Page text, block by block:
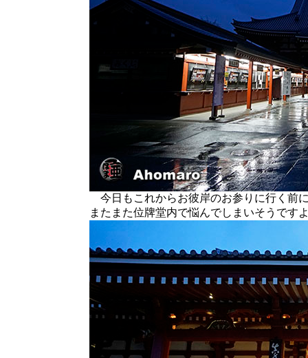
今日もこれからお彼岸のお参りに行く前
またまた位牌堂内で悩んでしまいそうです